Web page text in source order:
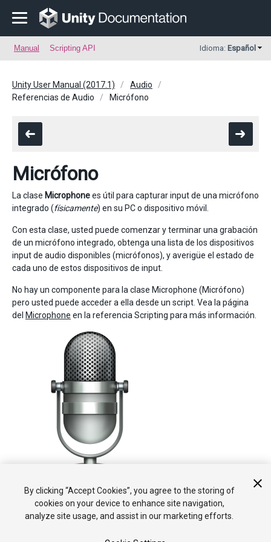
Manual Scripting API Idioma: Español
Unity User Manual (2017.1)
Audio
Referencias de Audio
Micrófono
Micrófono
La clase Microphonees útil para capturar input de una micrófono
integrado (físicamente) en su PC o dispositivo móvil.
Con esta clase, usted puede comenzar y terminar una grabación
de un micrófono integrado, obtenga una lista de los dispositivos
input de audio disponibles (micrófonos), y averigüe el estado de
cada uno de estos dispositivos de input.
No hay un componente para la clase Microphone (Micrófono)
pero usted puede acceder a ella desde un script. Vea la página
del Microphone en la referencia Scripting para más información.
By clicking “Accept Cookies”, you agree to the storing of
cookies on your device to enhance site navigation,
analyze site usage, and assist in our marketing efforts.